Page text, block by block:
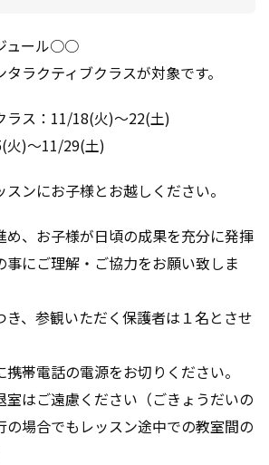
ュール○○
ラクティブクラスが対象です。
ラス：11/18(火)～22(土)
火)～11/29(土)
ンにお子様とお越しください。
め、お子様が日頃の成果を充分に発揮
事にご理解・ご協力をお願い致しま
き、参観いただく保護者は１名とさせ
帯電話の電源をお切りください。
室はご遠慮ください（ごきょうだいの
の場合でもレッスン途中での教室間の